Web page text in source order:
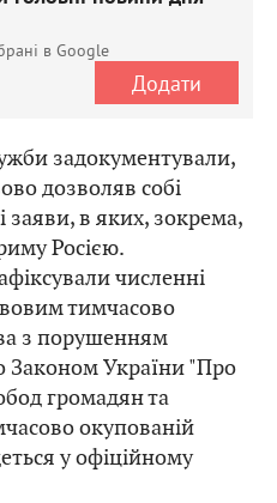
в Google
Додати
задокументували,
дозволяв собі
заяви, в яких, зокрема,
Росією.
численні
тимчасово
з порушенням
Законом України "Про
громадян та
окупованій
у офіційному